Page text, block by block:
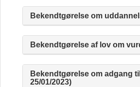
Bekendtgørelse om
Bekendtgørelse af lov om
Bekendtgørelse om adgang
25/01/2023)